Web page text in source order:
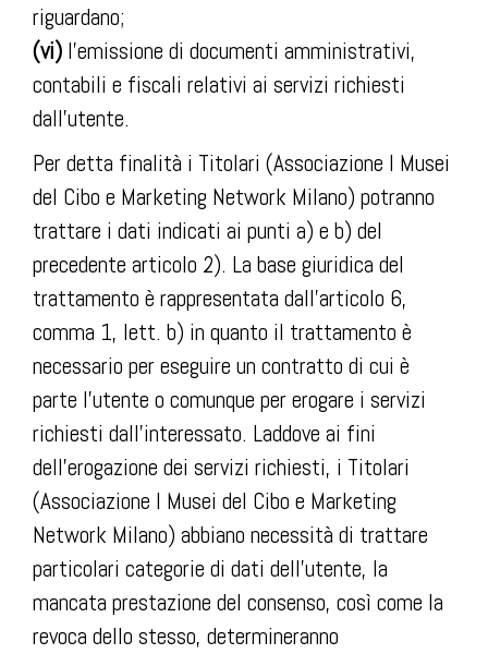
riguardano;
(vi) l’emissione di documenti amministrativi,
contabili e fiscali relativi ai servizi richiesti
dall’utente.
Per detta finalità i Titolari (Associazione I Musei
del Cibo e Marketing Network Milano) potranno
trattare i dati indicati ai punti a) e b) del
precedente articolo 2). La base giuridica del
trattamento è rappresentata dall’articolo 6,
comma 1, lett. b) in quanto il trattamento è
necessario per eseguire un contratto di cui è
parte l’utente o comunque per erogare i servizi
richiesti dall’interessato. Laddove ai fini
dell’erogazione dei servizi richiesti, i Titolari
(Associazione I Musei del Cibo e Marketing
Network Milano) abbiano necessità di trattare
particolari categorie di dati dell’utente, la
mancata prestazione del consenso, così come la
revoca dello stesso, determineranno